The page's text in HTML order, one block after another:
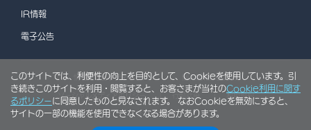
IR情報
電子公告
情報セキュリティポリシー 個人情報保護方針
利用規約
サイトマップ
このサイトでは、利便性の向上を目的として、Cookieを使用しています。引
き続きこのサイトを利用・閲覧すると、お客さまが当社のCookie利用に関す
るポリシーに同意したものと見なされます。 なおCookieを無効にすると、
サイトの一部の機能を使用できなくなる場合があります。